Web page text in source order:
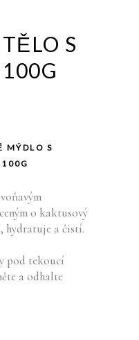
S
MÝDLO S
o kaktusový
hydratuje a čistí.
pod tekoucí
a odhalte